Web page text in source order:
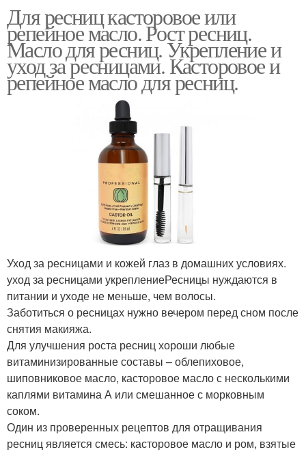
Для ресниц касторовое или
репейное масло. Рост ресниц.
Масло для ресниц. Укрепление и
уход за ресницами. Касторовое и
репейное масло для ресниц.
Уход за ресницами и кожей глаз в домашних условиях.
уход за ресницами укреплениеРесницы нуждаются в
питании и уходе не меньше, чем волосы.
Заботиться о ресницах нужно вечером перед сном после
снятия макияжа.
Для улучшения роста ресниц хороши любые
витаминизированные составы – облепиховое,
шиповниковое масло, касторовое масло с несколькими
каплями витамина А или смешанное с морковным
соком.
Один из проверенных рецептов для отращивания
ресниц является смесь: касторовое масло и ром, взятые